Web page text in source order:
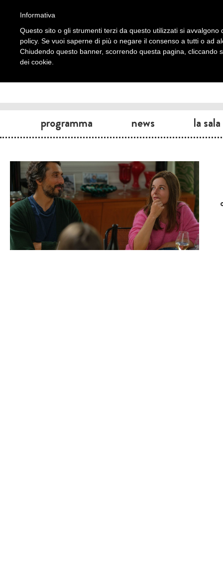
programma news la sala
Informativa
Questo sito o gli strumenti terzi da questo utilizzati si
policy. Se vuoi saperne di più o negare il consenso a tutti o ad
Chiudendo questo banner, scorrendo questa pagina, cliccando
dei cookie.